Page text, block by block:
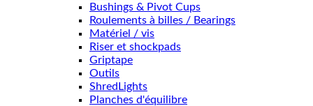
Bushings & Pivot Cups
Roulements à billes / Bearings
Matériel / vis
Riser et shockpads
Griptape
Outils
ShredLights
Planches d'équilibre